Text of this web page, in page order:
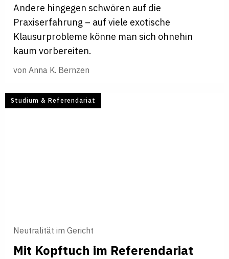
Andere hingegen schwören auf die
Praxiserfahrung – auf viele exotische
Klausurprobleme könne man sich ohnehin
kaum vorbereiten.
von Anna K. Bernzen
Studium & Referendariat
Neutralität im Gericht
Mit Kopf­tuch im Refe­ren­da­riat